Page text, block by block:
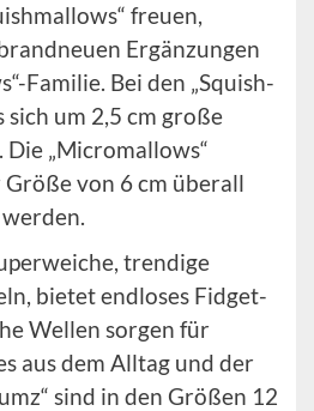
freuen,
Ergänzungen
Familie. Bei den „Squish-
sich um 2,5 cm große
Die „Micromallows“
von 6 cm überall
trendige
bietet endloses Fidget-
Wellen sorgen für
aus dem Alltag und der
sind in den Größen 12